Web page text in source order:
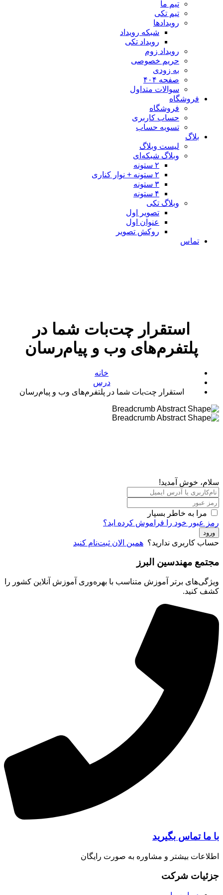
تیم ما
تیم تکی
رویدادها
شبکه رویداد
رویداد تکی
رویداد زوم
حریم خصوصی
به زودی
صفحه ۴۰۴
سوالات متداول
فروشگاه
فروشگاه
حساب کاربری
تسویه حساب
بلاگ
لیست وبلاگ
وبلاگ شبکه‌ای
وبلاگ تکی
تصویر اول
عنوان اول
روکش تصویر
تماس
استقرار چت‌بات شما در
پلتفرم‌های وب و پیام‌رسان
درس
استقرار چت‌بات شما در پلتفرم‌های وب و پیام‌رسان
خوش آمدید!
مرا به خاطر بسپار
عبور خود را فراموش کرده اید؟
کاربری ندارید؟ همین الان ثبت‌نام کنید
مهندسین البرز
برتر آموزش متناسب با بهره‌وری آموزش آنلاین کشور را
کنید.
تماس بگیرید
بیشتر و مشاوره به صورت رایگان
شرکت